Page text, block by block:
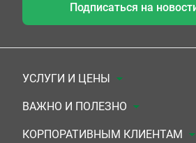
Подписаться на
УСЛУГИ И ЦЕНЫ
Анализы
Комплексы
ВАЖНО И ПОЛЕЗНО
Документы для заключения
КОРПОРАТИВНЫМ КЛИЕНТАМ